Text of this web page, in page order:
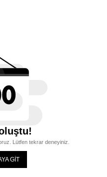
Lütfen tekrar deneyiniz.
GİT